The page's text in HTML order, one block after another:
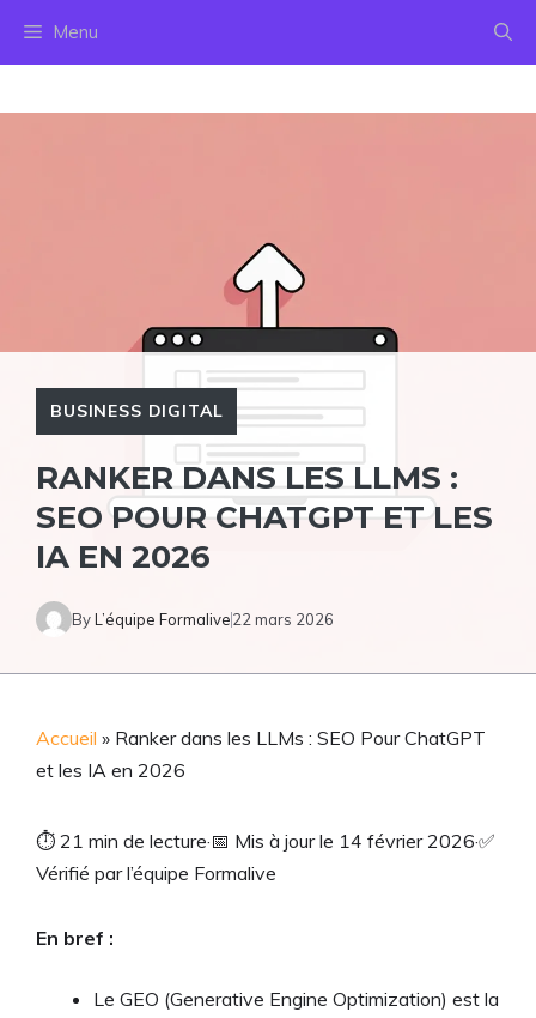
Menu
BUSINESS DIGITAL
RANKER DANS LES LLMS :
SEO POUR CHATGPT ET LES
IA EN 2026
ByL’équipe Formalive22 mars 2026
Accueil » Ranker dans les LLMs : SEO Pour ChatGPT
et les IA en 2026
⏱ 21 min de lecture·📅 Mis à jour le 14 février 2026·✅
Vérifié par l’équipe Formalive
En bref :
Le GEO (Generative Engine Optimization) est la